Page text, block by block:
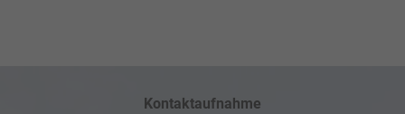
Kontaktaufnahme